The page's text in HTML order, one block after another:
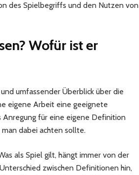
des Spielbegriffs und den Nutzen von
Wofür ist er
umfassender Überblick über die
eigene Arbeit eine geeignete
Anregung für eine eigene Definition
dabei achten sollte.
als Spiel gilt, hängt immer von der
zwischen Definitionen hin,